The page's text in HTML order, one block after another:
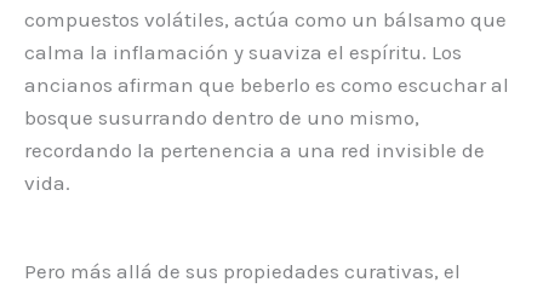
compuestos volátiles, actúa como un bálsamo que
calma la inflamación y suaviza el espíritu. Los
ancianos afirman que beberlo es como escuchar al
bosque susurrando dentro de uno mismo,
recordando la pertenencia a una red invisible de
vida.
Pero más allá de sus propiedades curativas, el